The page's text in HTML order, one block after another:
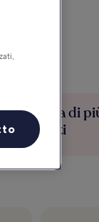
Risparmia di
soli iscritti